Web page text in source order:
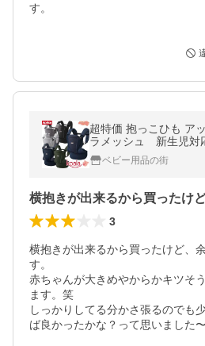
す。
超特価 抱っこひも ア
ラメッシュ 新生児対
ay 送料無料
ベビー用品の街
3
横抱きが出来るから買ったけど、
す。
赤ちゃんが大きめやからかキツそ
ます。笑
しっかりしてる分かさ張るのでも
ば良かったかな？って思いました〜